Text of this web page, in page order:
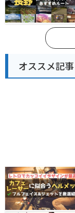
オススメ記事